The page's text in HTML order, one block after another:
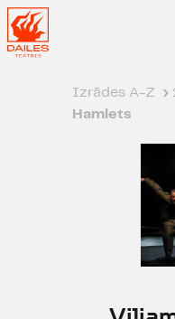
Izrādes A-Z ›
Hamlets